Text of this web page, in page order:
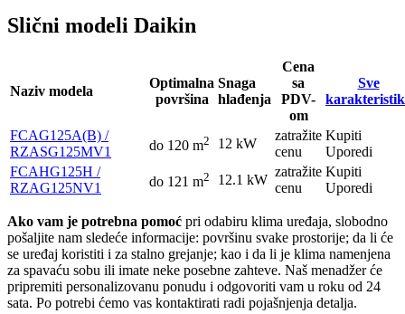
Slični modeli Daikin
Naziv modela
Optimalna
površina
Snaga
hlađenja
Cena
sa
PDV-
om
Sve
FCAG125A(B) /
RZASG125MV1
do 120 m2 12 kW
zatražite
cenu
Kupiti
Uporedi
FCAHG125H /
RZAG125NV1
do 121 m2 12.1 kW
zatražite
cenu
Kupiti
Uporedi
Ako vam je potrebna pomoć pri odabiru klima uređaja, slobodno
pošaljite nam sledeće informacije: površinu svake prostorije; da li će
se uređaj koristiti i za stalno grejanje; kao i da li je klima namenjena
za spavaću sobu ili imate neke posebne zahteve. Naš menadžer će
pripremiti personalizovanu ponudu i odgovoriti vam u roku od 24
sata. Po potrebi ćemo vas kontaktirati radi pojašnjenja detalja.